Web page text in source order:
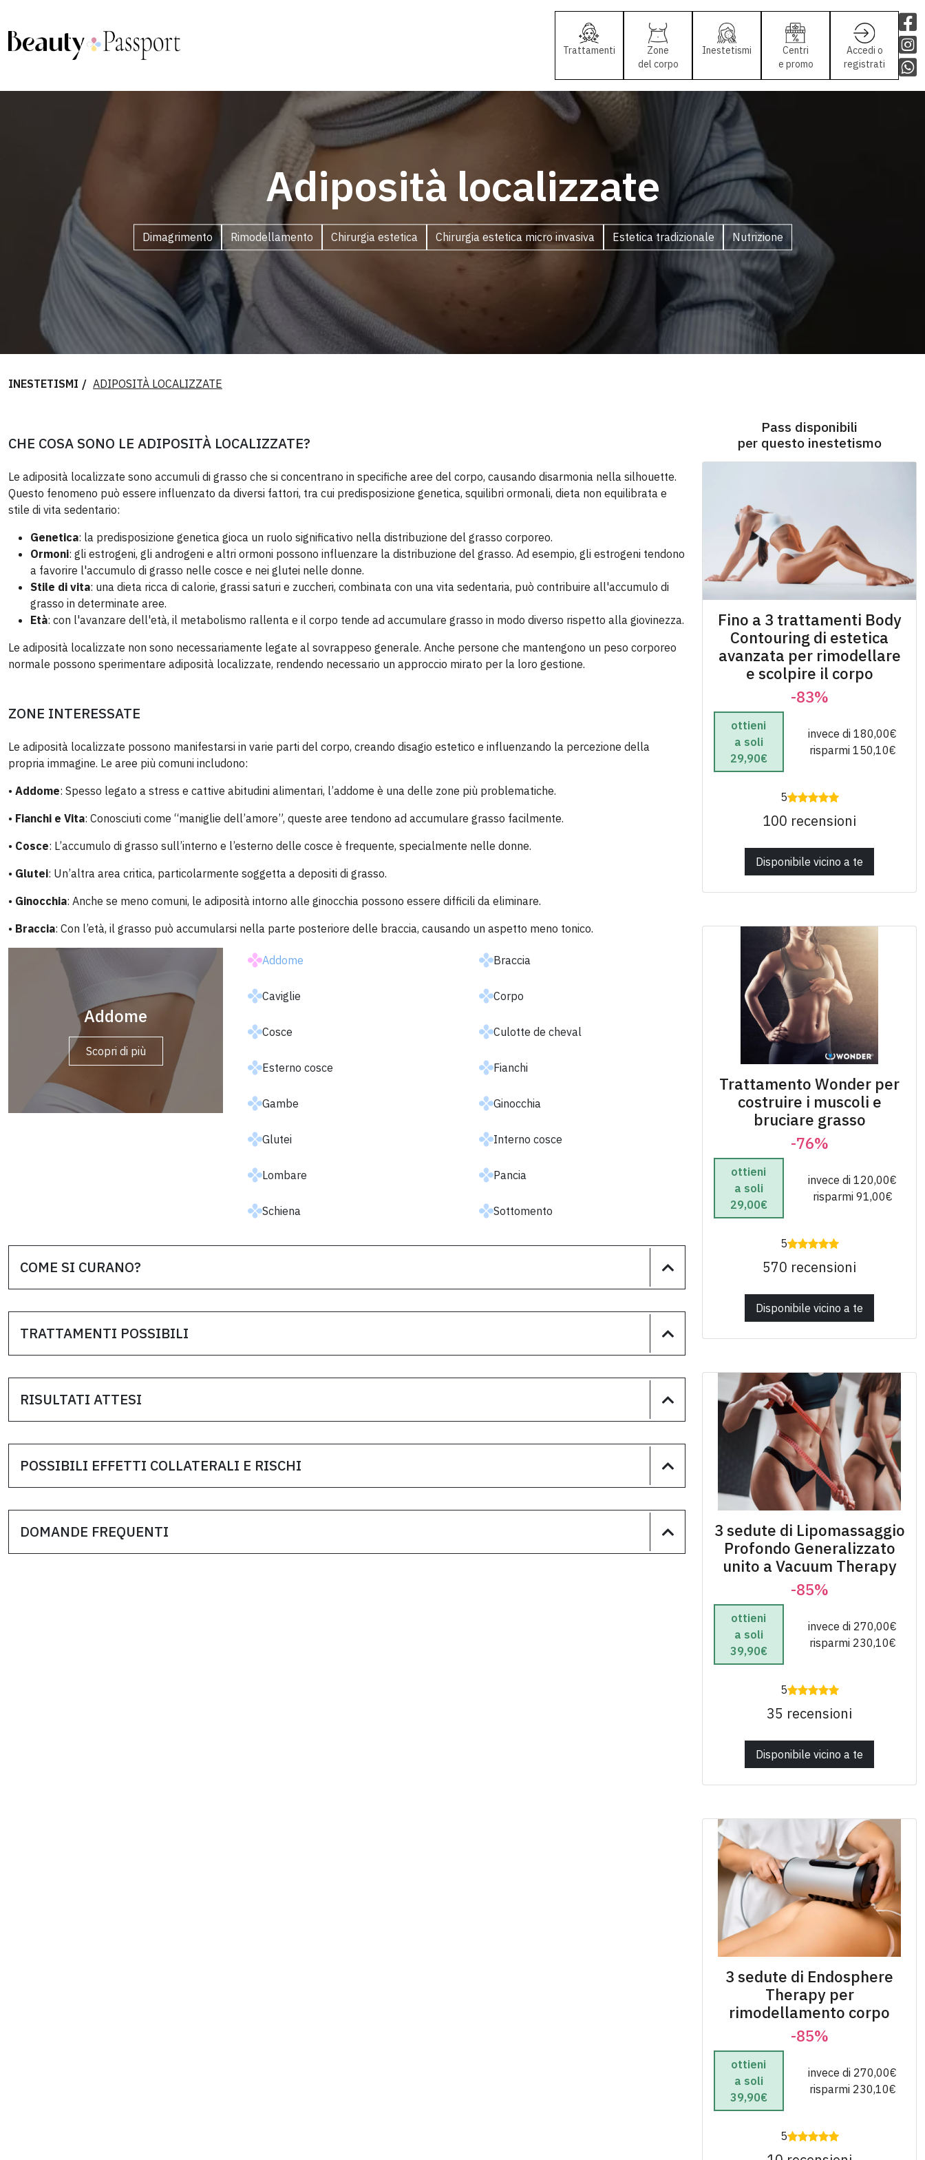
Trattamenti
Zone
del corpo
Inestetismi
Centri
e promo
Accedi o
registrati
Adiposità localizzate
Dimagrimento Rimodellamento Chirurgia estetica Chirurgia estetica micro invasiva Estetica tradizionale Nutrizione
INESTETISMI ADIPOSITÀ LOCALIZZATE
CHE COSA SONO LE ADIPOSITÀ LOCALIZZATE?
Le adiposità localizzate sono accumuli di grasso che si concentrano in specifiche aree del corpo, causando disarmonia nella silhouette.
Questo fenomeno può essere influenzato da diversi fattori, tra cui predisposizione genetica, squilibri ormonali, dieta non equilibrata e
stile di vita sedentario:
Genetica: la predisposizione genetica gioca un ruolo significativo nella distribuzione del grasso corporeo.
Ormoni: gli estrogeni, gli androgeni e altri ormoni possono influenzare la distribuzione del grasso. Ad esempio, gli estrogeni tendono
a favorire l'accumulo di grasso nelle cosce e nei glutei nelle donne.
Stile di vita: una dieta ricca di calorie, grassi saturi e zuccheri, combinata con una vita sedentaria, può contribuire all'accumulo di
grasso in determinate aree.
Età: con l'avanzare dell'età, il metabolismo rallenta e il corpo tende ad accumulare grasso in modo diverso rispetto alla giovinezza.
Le adiposità localizzate non sono necessariamente legate al sovrappeso generale. Anche persone che mantengono un peso corporeo
normale possono sperimentare adiposità localizzate, rendendo necessario un approccio mirato per la loro gestione.
ZONE INTERESSATE
Le adiposità localizzate possono manifestarsi in varie parti del corpo, creando disagio estetico e influenzando la percezione della
propria immagine. Le aree più comuni includono:
• Addome: Spesso legato a stress e cattive abitudini alimentari, l’addome è una delle zone più problematiche.
• Fianchi e Vita: Conosciuti come “maniglie dell’amore”, queste aree tendono ad accumulare grasso facilmente.
• Cosce: L’accumulo di grasso sull’interno e l’esterno delle cosce è frequente, specialmente nelle donne.
• Glutei: Un’altra area critica, particolarmente soggetta a depositi di grasso.
• Ginocchia: Anche se meno comuni, le adiposità intorno alle ginocchia possono essere difficili da eliminare.
• Braccia: Con l’età, il grasso può accumularsi nella parte posteriore delle braccia, causando un aspetto meno tonico.
Addome
Scopri di più
Braccia
Scopri di più
Addome Braccia
Caviglie Corpo
Cosce Culotte de cheval
Esterno cosce Fianchi
Gambe Ginocchia
Glutei Interno cosce
Lombare Pancia
Schiena Sottomento
COME SI CURANO?
TRATTAMENTI POSSIBILI
RISULTATI ATTESI
POSSIBILI EFFETTI COLLATERALI E RISCHI
DOMANDE FREQUENTI
Pass disponibili
per questo inestetismo
Fino a 3 trattamenti Body
Contouring di estetica
avanzata per rimodellare
e scolpire il corpo
-83%
ottieni
a soli
29,90€
invece di 180,00€
risparmi 150,10€
5
100 recensioni
Disponibile vicino a te
Trattamento Wonder per
costruire i muscoli e
bruciare grasso
-76%
ottieni
a soli
29,00€
invece di 120,00€
risparmi 91,00€
5
570 recensioni
Disponibile vicino a te
3 sedute di Lipomassaggio
Profondo Generalizzato
unito a Vacuum Therapy
-85%
ottieni
a soli
39,90€
invece di 270,00€
risparmi 230,10€
5
35 recensioni
Disponibile vicino a te
3 sedute di Endosphere
Therapy per
rimodellamento corpo
-85%
ottieni
a soli
39,90€
invece di 270,00€
risparmi 230,10€
5